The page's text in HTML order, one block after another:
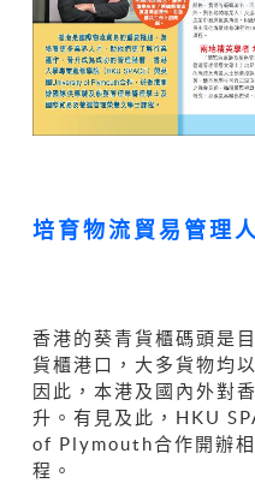
培育物流貿易管理
香港的葵青貨櫃碼頭是
貨櫃港口，大多貨物均
因此，本港及國內外對
升。有見及此，HKU
of Plymouth合作開辦
程。